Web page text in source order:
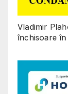
Vladimir
închisoare în